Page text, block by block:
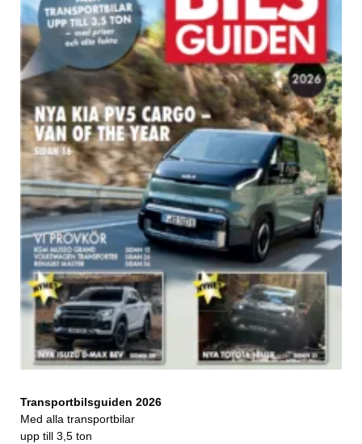
Transportbilsguiden 2026
Med alla transportbilar
upp till 3,5 ton